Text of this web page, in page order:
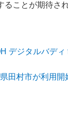
ことが期待され
デジタルバディ
田村市が利用